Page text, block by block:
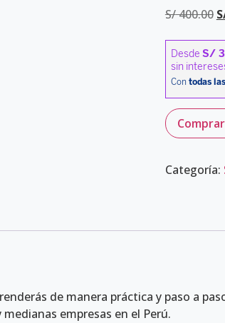
S/400.00
Categoría:
de manera práctica y paso a
empresas en el Perú.